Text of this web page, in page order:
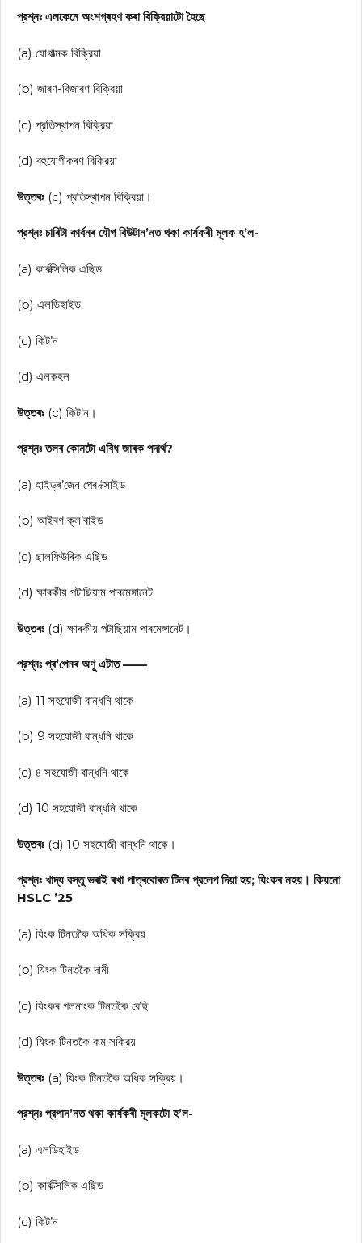
প্রশ্নঃ এলকেনে অংশগ্ৰহণ কৰা বিক্রিয়াটো হৈছে
(a) যোগাত্মক বিক্রিয়া
(b) জাৰণ-বিজাৰণ বিক্রিয়া
(c) প্রতিস্থাপন বিক্রিয়া
(d) বহুযোগীকৰণ বিক্রিয়া
উত্তৰঃ (c) প্রতিস্থাপন বিক্রিয়া।
প্রশ্নঃ চাৰিটা কাৰ্বনৰ যৌগ বিউটান’নত থকা কার্যকৰী মূলক হ’ল-
(a) কার্বক্সিলিক এছিড
(b) এলডিহাইড
(c) কিট’ন
(d) এলকহল
উত্তৰঃ (c) কিট’ন।
প্রশ্নঃ তলৰ কোনটো এবিধ জাৰক পদার্থ?
(a) হাইড্ৰ’জেন পেৰ ‘ক্সাইড
(b) আইৰণ ক্ল’ৰাইড
(c) ছালফিউৰিক এছিড
(d) ক্ষাৰকীয় পটাছিয়াম পাৰমেঙ্গানেট
উত্তৰঃ (d) ক্ষাৰকীয় পটাছিয়াম পাৰমেঙ্গানেট।
প্রশ্নঃ প্ৰ’পেনৰ অণু এটাত ——
(a) 11 সহযোজী বান্ধনি থাকে
(b) 9 সহযোজী বান্ধনি থাকে
(c) ৪ সহযোজী বান্ধনি থাকে
(d) 10 সহযোজী বান্ধনি থাকে
উত্তৰঃ (d) 10 সহযোজী বান্ধনি থাকে।
প্রশ্নঃ খাদ্য বস্তু ভৰাই ৰখা পাত্ৰবোৰত টিনৰ প্রলেপ দিয়া হয়; যিংকৰ নহয়। কিয়নো
HSLC ’25
(a) যিংক টিনতকৈ অধিক সক্রিয়
(b) যিংক টিনতকৈ দামী
(c) যিংকৰ গলনাংক টিনতকৈ বেছি
(d) যিংক টিনতকৈ কম সক্রিয়
উত্তৰঃ (a) যিংক টিনতকৈ অধিক সক্রিয়।
প্রশ্নঃ প্রপান’নত থকা কার্যকৰী মূলকটো হ’ল-
(a) এলডিহাইড
(b) কার্বক্সিলিক এছিড
(c) কিট’ন